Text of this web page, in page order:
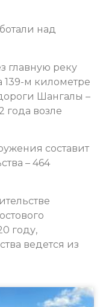
над
главную реку
139-м километре
Шангалы –
года возле
составит
– 464
году,
ведется из